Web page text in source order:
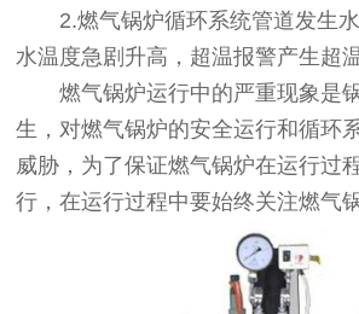
2.燃气锅炉循环系统管道发生水
水温度急剧升高，超温报警产生超
燃气锅炉运行中的严重现象是
生，对燃气锅炉的安全运行和循环
威胁，为了保证燃气锅炉在运行过
行，在运行过程中要始终关注燃气